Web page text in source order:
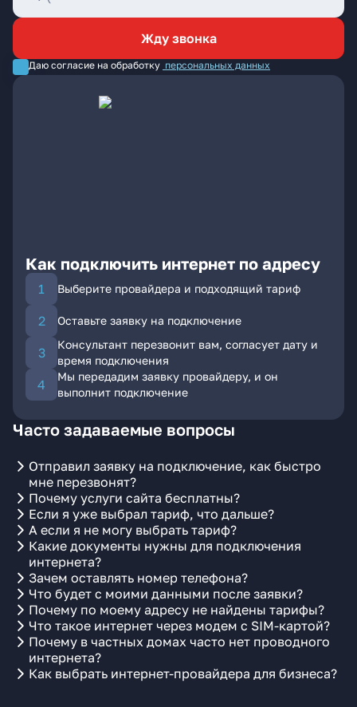
Жду звонка
Даю согласие на обработку персональных данных
Как подключить интернет по адресу
Выберите провайдера и подходящий тариф
Оставьте заявку на подключение
Консультант перезвонит вам, согласует дату и
время подключения
Мы передадим заявку провайдеру, и он
выполнит подключение
Часто задаваемые вопросы
Отправил заявку на подключение, как быстро
мне перезвонят?
Почему услуги сайта бесплатны?
Если я уже выбрал тариф, что дальше?
А если я не могу выбрать тариф?
Какие документы нужны для подключения
интернета?
Зачем оставлять номер телефона?
Что будет с моими данными после заявки?
Почему по моему адресу не найдены тарифы?
Что такое интернет через модем с SIM-картой?
Почему в частных домах часто нет проводного
интернета?
Как выбрать интернет-провайдера для бизнеса?